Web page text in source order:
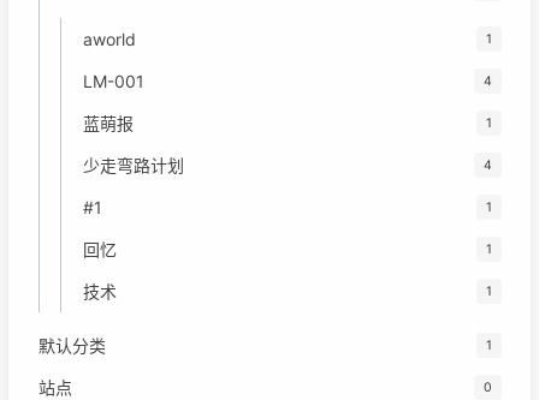
aworld 1
LM-001 4
蓝萌报 1
少走弯路计划 4
#1 1
回忆 1
技术 1
默认分类 1
站点 0